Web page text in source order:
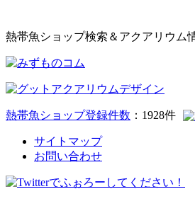
熱帯魚ショップ検索＆アクアリウム
熱帯魚ショップ登録件数 ： 1928件
サイトマップ
お問い合わせ